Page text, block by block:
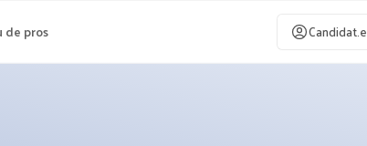
de pros Candidat.e